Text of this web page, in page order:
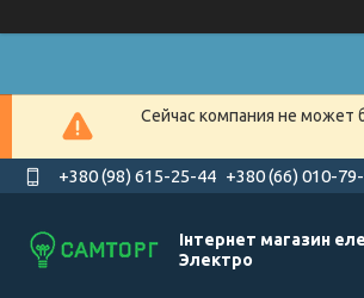
Сейчас компания не может
+380 (98) 615-25-44 +380 (66) 010-
Інтернет магазин
Электро